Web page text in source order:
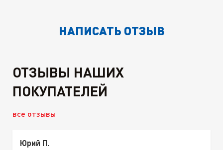
НАПИСАТЬ ОТЗЫВ
ОТЗЫВЫ НАШИХ
ПОКУПАТЕЛЕЙ
все отзывы
Юрий П.